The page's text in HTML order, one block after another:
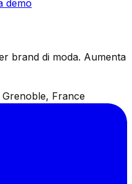
demo
brand di moda. Aumenta
France